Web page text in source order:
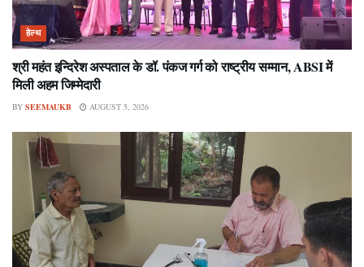
हेल्थ
श्री महंत इन्दिरेश अस्पताल के डॉ. पंकज गर्ग को राष्ट्रीय सम्मान, ABSI में
मिली अहम जिम्मेदारी
BY SEEMAUKB AUGUST 5, 2026